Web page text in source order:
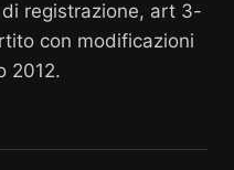
registrazione, art 3-
con modificazioni
2012.